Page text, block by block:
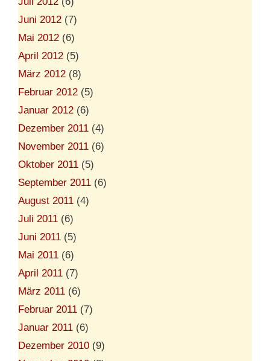
Juni 2012 (7)
Mai 2012 (6)
April 2012 (5)
März 2012 (8)
Februar 2012 (5)
Januar 2012 (6)
Dezember 2011 (4)
November 2011 (6)
Oktober 2011 (5)
September 2011 (6)
August 2011 (4)
Juli 2011 (6)
Juni 2011 (5)
Mai 2011 (6)
April 2011 (7)
März 2011 (6)
Februar 2011 (7)
Januar 2011 (6)
Dezember 2010 (9)